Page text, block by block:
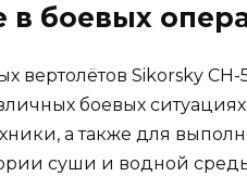
боевых
вертолётов Sikorsky CH-
боевых
а также для
суши и водной